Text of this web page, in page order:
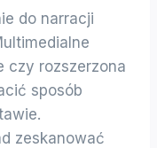
do narracji
czy rozszerzona
sposób
zeskanować